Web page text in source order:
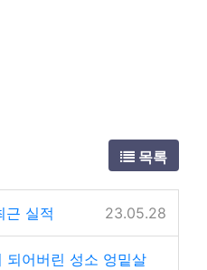
목록
근 실적 23.05.28
되어버린 성소 엉밑살